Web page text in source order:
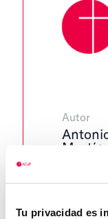
Tu privacidad es
Autor
Martín